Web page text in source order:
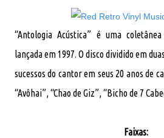
“Antologia Acústica” é uma coletânea do cantor Zé Ramalho,
lançada em 1997. O disco dividido em
sucessos do cantor em seus 20 anos de
“Avôhai”, “Chao de Giz”, “Bicho de 7
Faixas: